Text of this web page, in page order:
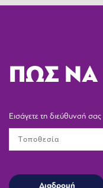
ΠΩΣ ΝΑ
Εισάγετε τη διεύθυνσή σας